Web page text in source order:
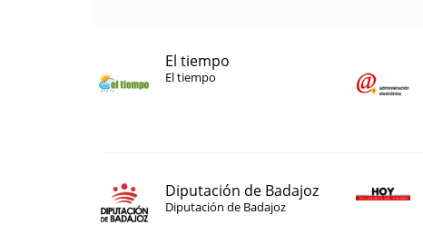
El tiempo
El tiempo
Diputación de Badajoz
Diputación de Badajoz